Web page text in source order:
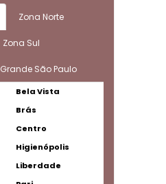
Zona Norte
Zona Sul
Grande São Paulo
Bela Vista
Brás
Centro
Higienópolis
Liberdade